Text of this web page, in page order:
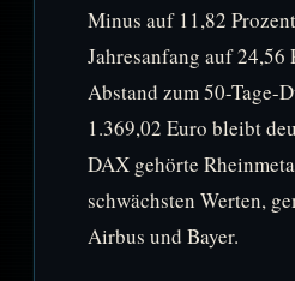
Minus auf 11,82
Jahresanfang auf 24,56
Abstand zum 50-Tage-
1.369,02 Euro bleibt
DAX gehörte
schwächsten Werten,
Airbus und Bayer.